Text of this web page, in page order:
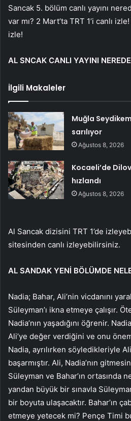
Sancak 5. bölüm canlı yayını
var mı? 2 Mart’ta TRT 1’i canlı
izle!
AL SNCAK CANLI YAYINI
İlgili Makaleler
Muğla
sarılıyor
Ağustos 8, 2026
Kocaeli’de
hızlandı
Ağustos 8, 2026
Al Sancak dizisini TRT 1’de
sitesinden canlı izleyebilirsiniz.
AL SANDAK YENİ BÖLÜMDE
Nadia; Bahar, Ali’nin vicdanını
Süleyman’ı ikna etmeye çalışır.
Nadia’nın yaşadığını öğrenir.
Ali’ye değer verdiğini ve onu
Nadia, ayrılırken söyledikleriyle
başarmıştır. Ali, Nadia’nın
Süleyman ve Bahar’ın ortasında
yandan büyük bir sınavla
bir boyuta ulaşacaktır. Bahar’ın
etmeye yetecek mi? Pençe Timi